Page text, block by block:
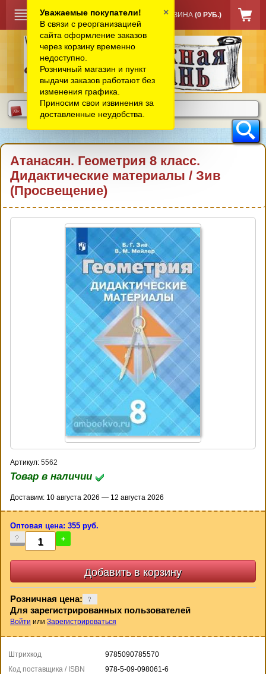
КОРЗИНА (0 РУБ.)
Атанасян. Геометрия 8 класс.
Дидактические материалы / Зив
(Просвещение)
Артикул: 5562
Товар в наличии
Доставим: 10 августа 2026 — 12 августа 2026
Оптовая цена: 355 руб.
- +
Розничная цена:
Для зарегистрированных пользователей
Войти или Зарегистрироваться
Штрихкод
9785090785570
Код поставщика / ISBN
978-5-09-098061-6
Уважаемые покупатели!
В связи с реорганизацией
сайта оформление заказов
через корзину временно
недоступно.
Розничный магазин и пункт
выдачи заказов работают без
изменения графика.
Приносим свои извинения за
доставленные неудобства.
×